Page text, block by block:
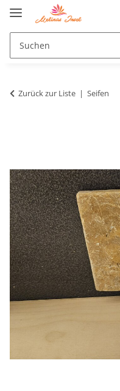
Zurück zur Liste Seifen